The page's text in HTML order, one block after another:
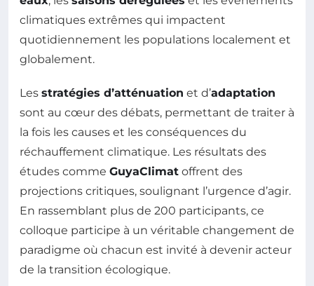
climatiques extrêmes qui impactent
quotidiennement les populations localement et
globalement.
Les stratégies d’atténuation et d’adaptation
sont au cœur des débats, permettant de traiter à
la fois les causes et les conséquences du
réchauffement climatique. Les résultats des
études comme GuyaClimat offrent des
projections critiques, soulignant l’urgence d’agir.
En rassemblant plus de 200 participants, ce
colloque participe à un véritable changement de
paradigme où chacun est invité à devenir acteur
de la transition écologique.